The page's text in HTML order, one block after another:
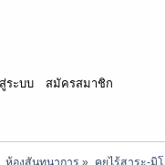
ระบบ สมัครสมาชิก
ห้องสันทนาการ » คุยไร้สาระ-มิ